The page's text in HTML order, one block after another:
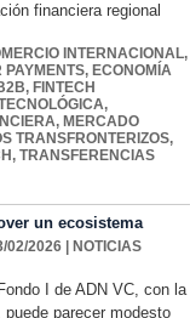
financiera regional
INTERNACIONAL,
PAYMENTS, ECONOMÍA
, FINTECH
,
, MERCADO
TRANSFRONTERIZOS,
, TRANSFERENCIAS
un ecosistema
02/2026
NOTICIAS
I de ADN VC, con la
parecer modesto